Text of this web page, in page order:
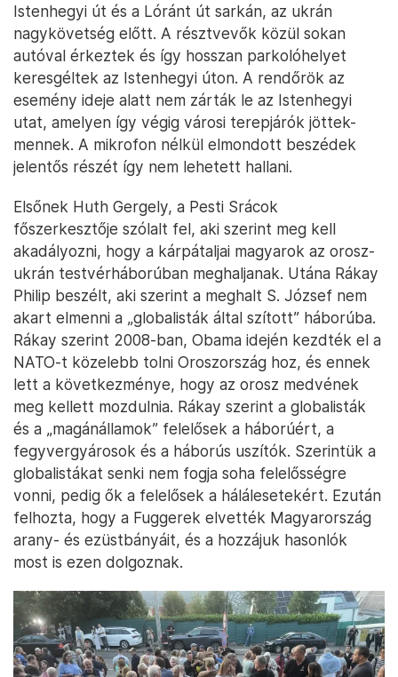
Istenhegyi út és a Lóránt út sarkán, az ukrán
nagykövetség előtt. A résztvevők közül sokan
autóval érkeztek és így hosszan parkolóhelyet
keresgéltek az Istenhegyi úton. A rendőrök az
esemény ideje alatt nem zárták le az Istenhegyi
utat, amelyen így végig városi terepjárók jöttek-
mennek. A mikrofon nélkül elmondott beszédek
jelentős részét így nem lehetett hallani.
Elsőnek Huth Gergely, a Pesti Srácok
főszerkesztője szólalt fel, aki szerint meg kell
akadályozni, hogy a kárpátaljai magyarok az orosz-
ukrán testvérháborúban meghaljanak. Utána Rákay
Philip beszélt, aki szerint a meghalt S. József nem
akart elmenni a „globalisták által szított” háborúba.
Rákay szerint 2008-ban, Obama idején kezdték el a
NATO-t közelebb tolni Oroszország hoz, és ennek
lett a következménye, hogy az orosz medvének
meg kellett mozdulnia. Rákay szerint a globalisták
és a „magánállamok” felelősek a háborúért, a
fegyvergyárosok és a háborús uszítók. Szerintük a
globalistákat senki nem fogja soha felelősségre
vonni, pedig ők a felelősek a hálálesetekért. Ezután
felhozta, hogy a Fuggerek elvették Magyarország
arany- és ezüstbányáit, és a hozzájuk hasonlók
most is ezen dolgoznak.